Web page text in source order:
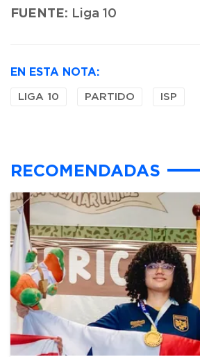
FUENTE: Liga 10
EN ESTA NOTA:
LIGA 10 PARTIDO ISP
RECOMENDADAS